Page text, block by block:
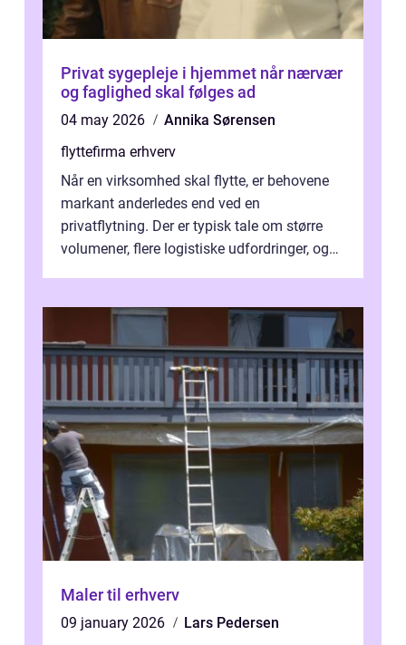
Privat sygepleje i hjemmet når nærvær
og faglighed skal følges ad
04 may 2026
Annika Sørensen
flyttefirma erhverv
Når en virksomhed skal flytte, er behovene
markant anderledes end ved en
privatflytning. Der er typisk tale om større
volumener, flere logistiske udfordringer, og
Maler til erhverv
09 january 2026
Lars Pedersen